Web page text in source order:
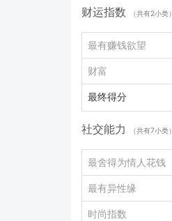
财运指数 （共有2小类）
最有赚钱欲望
财富
最终得分
社交能力 （共有7小类）
最舍得为情人花钱
最有异性缘
时尚指数